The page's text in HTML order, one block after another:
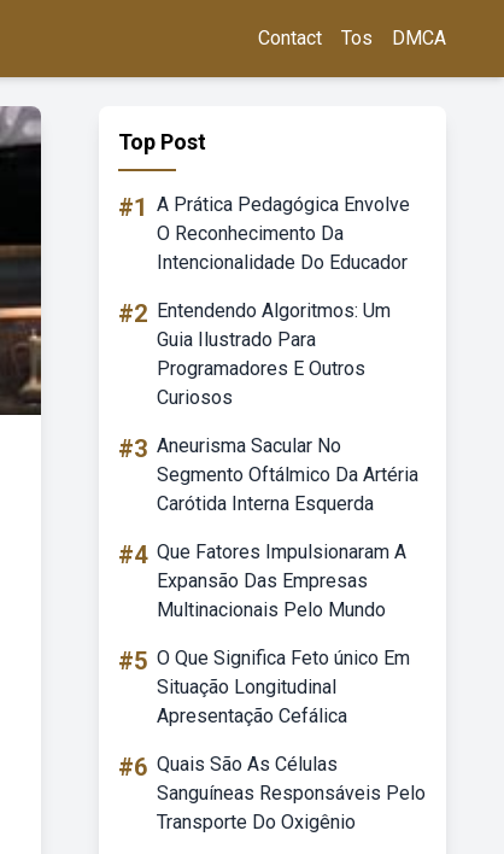
Contact Tos DMCA
Top Post
#1 A Prática Pedagógica Envolve
O Reconhecimento Da
Intencionalidade Do Educador
#2 Entendendo Algoritmos: Um
Guia Ilustrado Para
Programadores E Outros
Curiosos
#3 Aneurisma Sacular No
Segmento Oftálmico Da Artéria
Carótida Interna Esquerda
#4 Que Fatores Impulsionaram A
Expansão Das Empresas
Multinacionais Pelo Mundo
#5 O Que Significa Feto único Em
Situação Longitudinal
Apresentação Cefálica
#6 Quais São As Células
Sanguíneas Responsáveis Pelo
Transporte Do Oxigênio